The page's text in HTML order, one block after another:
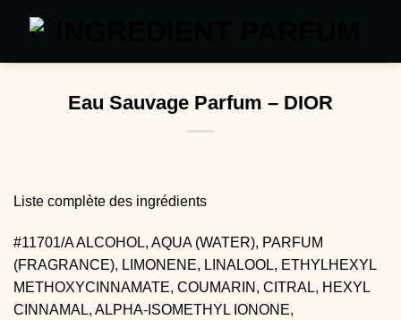
Eau Sauvage Parfum – DIOR
Liste complète des ingrédients
#11701/A ALCOHOL, AQUA (WATER), PARFUM
(FRAGRANCE), LIMONENE, LINALOOL, ETHYLHEXYL
METHOXYCINNAMATE, COUMARIN, CITRAL, HEXYL
CINNAMAL, ALPHA-ISOMETHYL IONONE,